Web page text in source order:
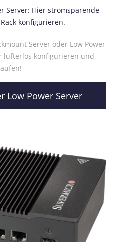
Server: Hier stromsparende
konfigurieren.
Server oder Low Power
lüfterlos konfigurieren und
Low Power Server